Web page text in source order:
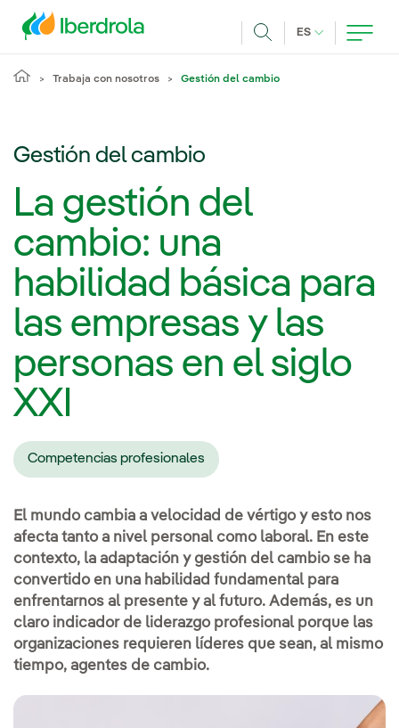
ES IDIOMA
Trabaja con nosotros Gestión del cambio
Gestión del cambio
La gestión del
cambio: una
habilidad básica para
las empresas y las
personas en el siglo
XXI
Competencias profesionales
El mundo cambia a velocidad de vértigo y esto nos
afecta tanto a nivel personal como laboral. En este
contexto, la adaptación y gestión del cambio se ha
convertido en una habilidad fundamental para
enfrentarnos al presente y al futuro. Además, es un
claro indicador de liderazgo profesional porque las
organizaciones requieren líderes que sean, al mismo
tiempo, agentes de cambio.